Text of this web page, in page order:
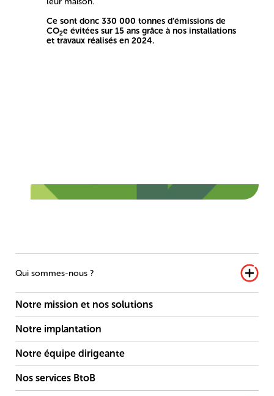
Ce sont donc 330 000 tonnes d’émissions de
CO2e évitées sur 15 ans grâce à nos installations
et travaux réalisés en 2024.
Qui sommes-nous ?
Notre mission et nos solutions
Notre implantation
Notre équipe dirigeante
Nos services BtoB